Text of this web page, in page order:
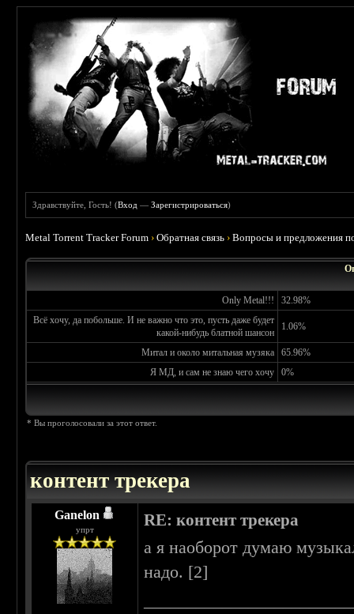
Здравствуйте, Гость! (Вход —Зарегистрироваться)
Metal Torrent Tracker Forum ›Обратная связь ›Вопросы и предложения
Only Metal!!!
32.98%
Всё хочу, да побольше. И не важно что это, пусть даже будет
какой-нибудь блатной шансон
1.06%
Митал и около митальная музяка
65.96%
Я МД, и сам не знаю чего хочу
0%
* Вы проголосовали за этот ответ.
контент трекера
Ganelon
упрт
RE: контент трекера
а я наоборот думаю
надо. [2]